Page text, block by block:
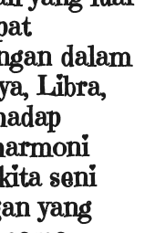
dalam
Libra,
seni
yang